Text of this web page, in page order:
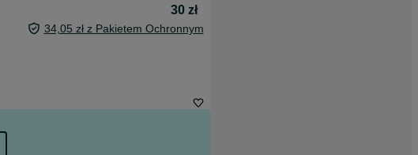
30 zł
34,05 zł z Pakietem Ochronnym